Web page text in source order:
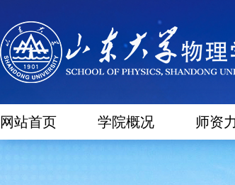
网站首页 学院概况 师资